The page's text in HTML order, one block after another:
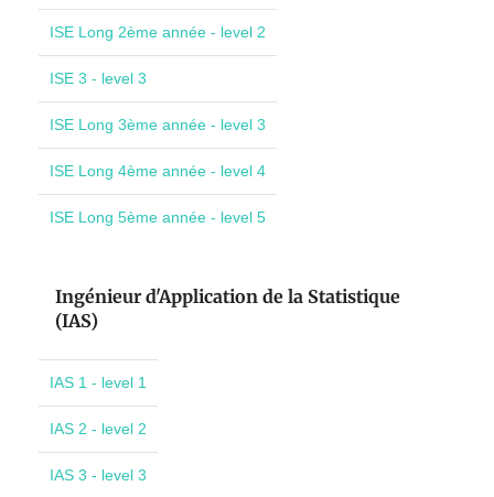
ISE Long 2ème année - level 2
ISE 3 - level 3
ISE Long 3ème année - level 3
ISE Long 4ème année - level 4
ISE Long 5ème année - level 5
Ingénieur d'Application de la Statistique
(IAS)
IAS 1 - level 1
IAS 2 - level 2
IAS 3 - level 3